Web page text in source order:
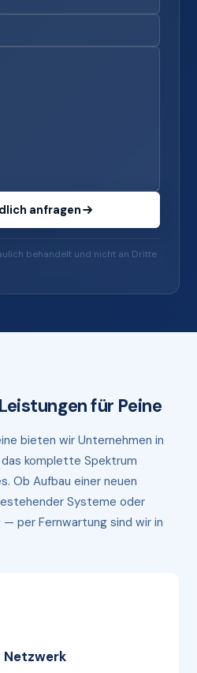
anfragen
behandelt und nicht an Dritte
für Peine
bieten wir Unternehmen in
komplette Spektrum
Ob Aufbau einer neuen
Systeme oder
per Fernwartung sind wir in